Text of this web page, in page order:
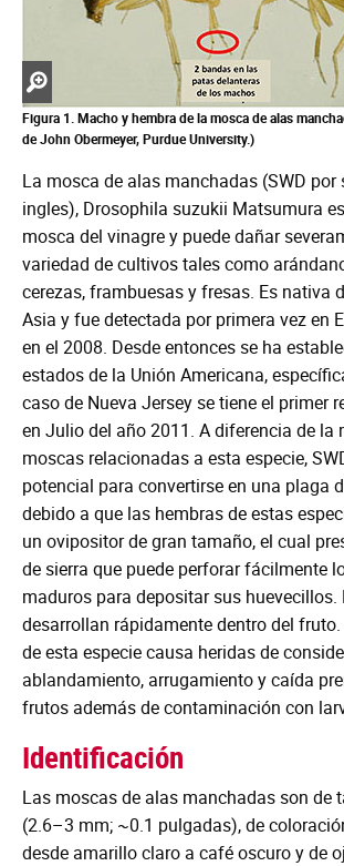
Zoom
in
Figura 1. Macho y hembra de la mosca de alas
de John Obermeyer, Purdue University.)
La mosca de alas manchadas (SWD por
ingles), Drosophila suzukii Matsumura
mosca del vinagre y puede dañar
variedad de cultivos tales como
cerezas, frambuesas y fresas. Es nativa
Asia y fue detectada por primera vez en
en el 2008. Desde entonces se ha
estados de la Unión Americana,
caso de Nueva Jersey se tiene el primer
en Julio del año 2011. A diferencia de la
moscas relacionadas a esta especie,
potencial para convertirse en una plaga
debido a que las hembras de estas
un ovipositor de gran tamaño, el cual
de sierra que puede perforar fácilmente
maduros para depositar sus huevecillos.
desarrollan rápidamente dentro del
de esta especie causa heridas de
ablandamiento, arrugamiento y caída
frutos además de contaminación con
Identificación
Las moscas de alas manchadas son de
(2.6–3 mm; ~0.1 pulgadas), de
desde amarillo claro a café oscuro y de